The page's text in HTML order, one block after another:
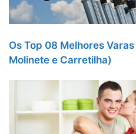
Os Top 08 Melhores
Molinete e Carretilha)